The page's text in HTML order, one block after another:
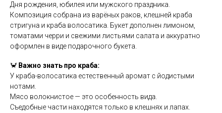
Дня рождения, юбилея или мужского праздника.
Композиция собрана из варёных раков, клешней краба
стригуна и краба волосатика. Букет дополнен лимоном,
томатами черри и свежими листьями салата и аккуратно
оформлен в виде подарочного букета.
🦀 Важно знать про краба:
У краба-волосатика естественный аромат с йодистыми
нотами.
Мясо волокнистое — это особенность вида.
Съедобные части находятся только в клешнях и лапах.